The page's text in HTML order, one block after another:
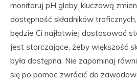
monitoruj pH gleby, kluczową
dostępność składników
będzie Ci najłatwiej dostosować
jest starczające, żeby większość
była dostępna. Nie zapominaj
się po pomoc zwrócić do